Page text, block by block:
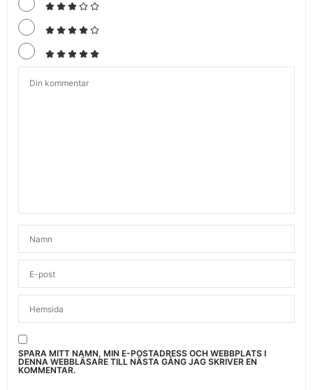
SPARA MITT NAMN, MIN E-POSTADRESS OCH WEBBPLATS I
DENNA WEBBLÄSARE TILL NÄSTA GÅNG JAG SKRIVER EN
KOMMENTAR.